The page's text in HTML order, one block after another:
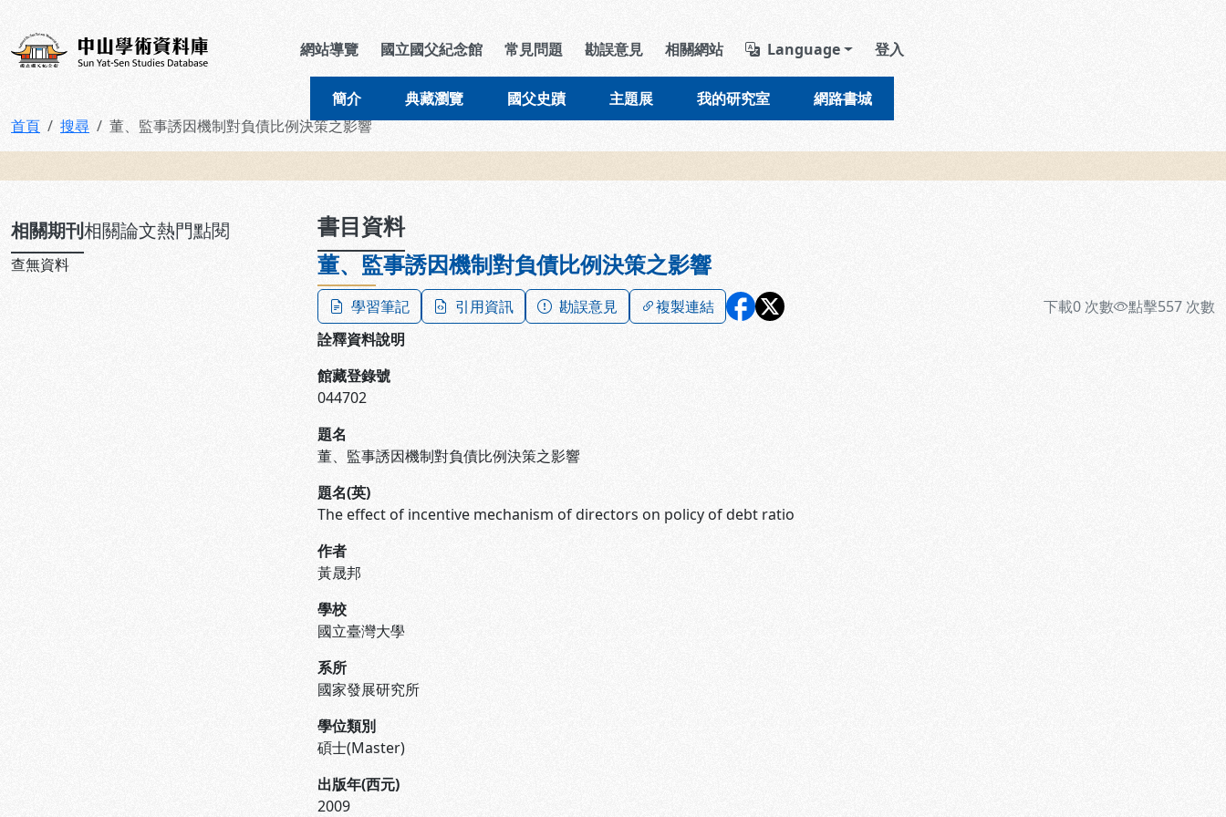
中山學術資料庫 導覽列區塊
網站導覽 國立國父紀念館 常見問題 勘誤意見 相關網站 Language 登入
簡介 典藏瀏覽 國父史蹟 主題展 我的研究室 網路書城
首頁 搜尋 董、監事誘因機制對負債比例決策之影響
相關期刊相關論文熱門點閱
查無資料
書目資料
董、監事誘因機制對負債比例決策之影響
學習筆記 引用資訊 勘誤意見 複製連結 下載0 次數 點擊557 次數
詮釋資料說明
館藏登錄號
044702
題名
董、監事誘因機制對負債比例決策之影響
題名(英)
The effect of incentive mechanism of directors on policy of debt ratio
作者
黃晟邦
學校
國立臺灣大學
系所
國家發展研究所
學位類別
碩士(Master)
出版年(西元)
2009